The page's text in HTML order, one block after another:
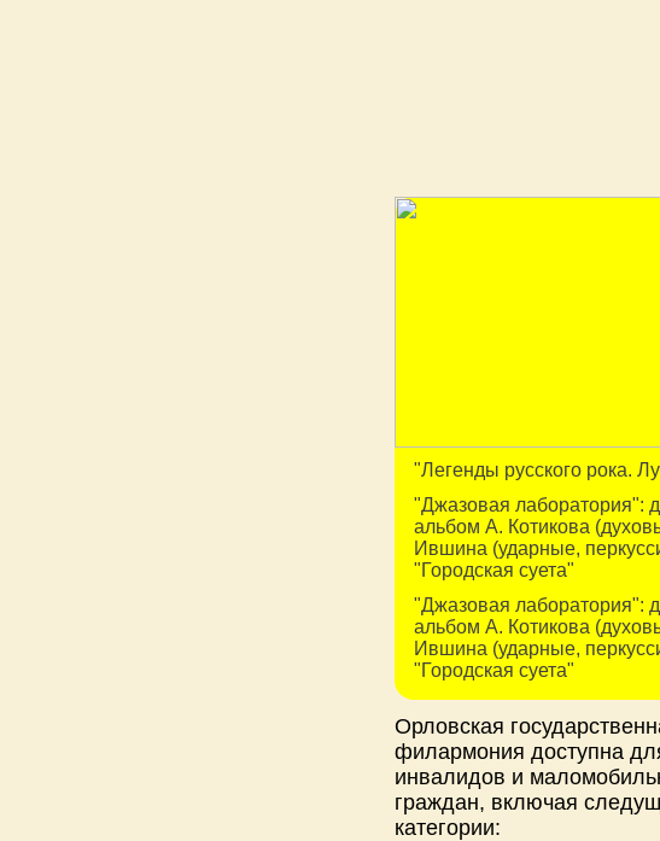
"Легенды русского рока.
"Джазовая лаборатория":
альбом А. Котикова
Ившина (ударные,
"Городская суета"
"Джазовая лаборатория":
альбом А. Котикова
Ившина (ударные,
"Городская суета"
Орловская
филармония доступна
инвалидов и
граждан, включая
категории: